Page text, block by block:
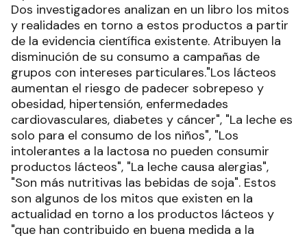
Dos investigadores analizan en un libro los mitos
y realidades en torno a estos productos a partir
de la evidencia científica existente. Atribuyen la
disminución de su consumo a campañas de
grupos con intereses particulares."Los lácteos
aumentan el riesgo de padecer sobrepeso y
obesidad, hipertensión, enfermedades
cardiovasculares, diabetes y cáncer", "La leche es
solo para el consumo de los niños", "Los
intolerantes a la lactosa no pueden consumir
productos lácteos", "La leche causa alergias",
"Son más nutritivas las bebidas de soja". Estos
son algunos de los mitos que existen en la
actualidad en torno a los productos lácteos y
"que han contribuido en buena medida a la